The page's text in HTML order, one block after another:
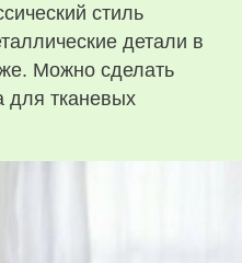
стиль
детали в
Можно сделать
для тканевых